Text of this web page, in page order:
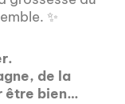
✨
de la
être bien…